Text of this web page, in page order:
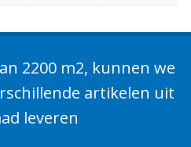
2200 m2, kunnen we
artikelen uit
leveren